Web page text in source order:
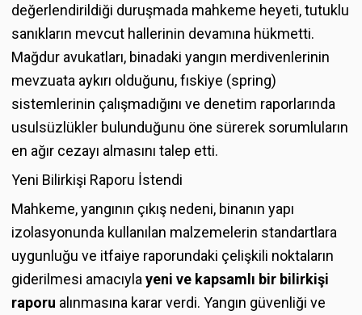
değerlendirildiği duruşmada mahkeme heyeti, tutuklu
sanıkların mevcut hallerinin devamına hükmetti.
Mağdur avukatları, binadaki yangın merdivenlerinin
mevzuata aykırı olduğunu, fıskiye (spring)
sistemlerinin çalışmadığını ve denetim raporlarında
usulsüzlükler bulunduğunu öne sürerek sorumluların
en ağır cezayı almasını talep etti.
Yeni Bilirkişi Raporu İstendi
Mahkeme, yangının çıkış nedeni, binanın yapı
izolasyonunda kullanılan malzemelerin standartlara
uygunluğu ve itfaiye raporundaki çelişkili noktaların
giderilmesi amacıyla yeni ve kapsamlı bir bilirkişi
raporu alınmasına karar verdi. Yangın güvenliği ve